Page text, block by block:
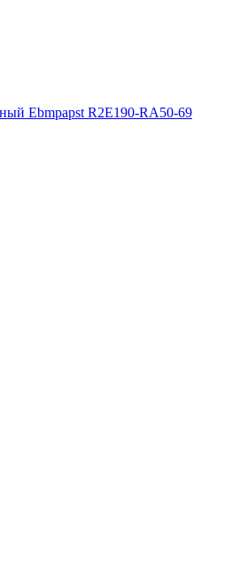
Ebmpapst R2E190-RA50-69